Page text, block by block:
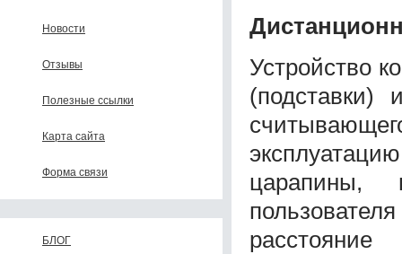
Новости
Отзывы
Полезные ссылки
Карта сайта
Форма связи
БЛОГ
Устройство
(подставки)